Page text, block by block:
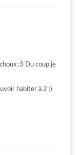
:3 Du coup je
habiter à 2 :)